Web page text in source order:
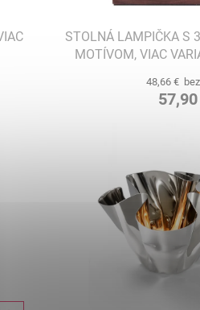
STOLNÁ LAMPIČKA S
MOTÍVOM, VIAC
48,66 €